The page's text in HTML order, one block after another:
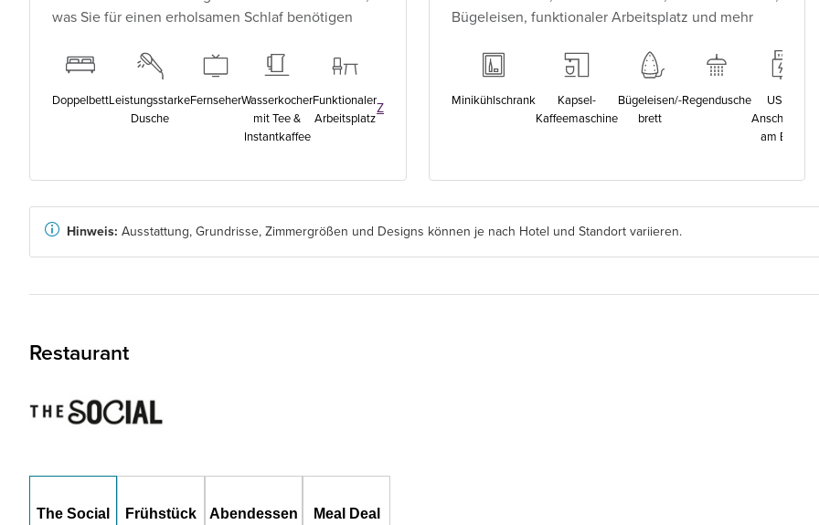
was Sie für einen erholsamen Schlaf benötigen
DoppelbettLeistungsstarke
Dusche
FernseherWasserkocher
mit Tee &
Instantkaffee
Funktionaler
Arbeitsplatz
Zimmerausstattung
Bügeleisen, funktionaler Arbeitsplatz und mehr
Minikühlschrank
Kapsel-
Kaffeemaschine
Bügeleisen/-
brett
Regendusche
USB-
Anschlüsse
am Bett
Hinweis: Ausstattung, Grundrisse, Zimmergrößen und Designs können je nach Hotel und Standort variieren.
Restaurant
The Social Frühstück Abendessen Meal Deal